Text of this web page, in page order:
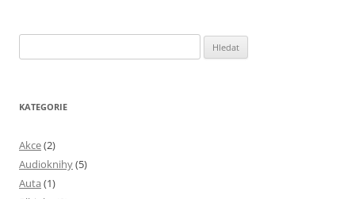
KATEGORIE
Akce(2)
Audioknihy(5)
Auta (1)